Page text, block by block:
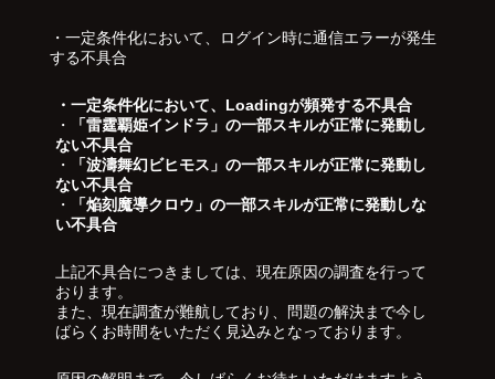
・一定条件化において、ログイン時に通信エラーが発生
する不具合
・一定条件化において、Loadingが頻発する不具合
・
「雷霆覇姫インドラ」の一部スキルが正常に発動し
ない不具合
・
「波濤舞幻ビヒモス」の一部スキルが正常に発動し
ない不具合
・
「焔刻魔導クロウ」の一部スキルが正常に発動しな
い不具合
上記不具合につきましては、現在原因の調査を行って
おります。
また、現在調査が難航しており、問題の解決まで今し
ばらくお時間をいただく見込みとなっております。